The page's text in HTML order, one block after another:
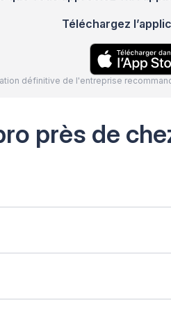
Téléchargez
définitive de l'entreprise
près de